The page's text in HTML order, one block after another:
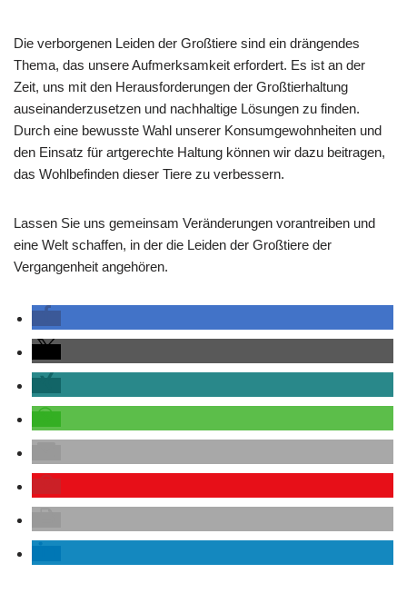
Die verborgenen Leiden der Großtiere sind ein drängendes
Thema, das unsere Aufmerksamkeit erfordert. Es ist an der
Zeit, uns mit den Herausforderungen der Großtierhaltung
auseinanderzusetzen und nachhaltige Lösungen zu finden.
Durch eine bewusste Wahl unserer Konsumgewohnheiten und
den Einsatz für artgerechte Haltung können wir dazu beitragen,
das Wohlbefinden dieser Tiere zu verbessern.
Lassen Sie uns gemeinsam Veränderungen vorantreiben und
eine Welt schaffen, in der die Leiden der Großtiere der
Vergangenheit angehören.